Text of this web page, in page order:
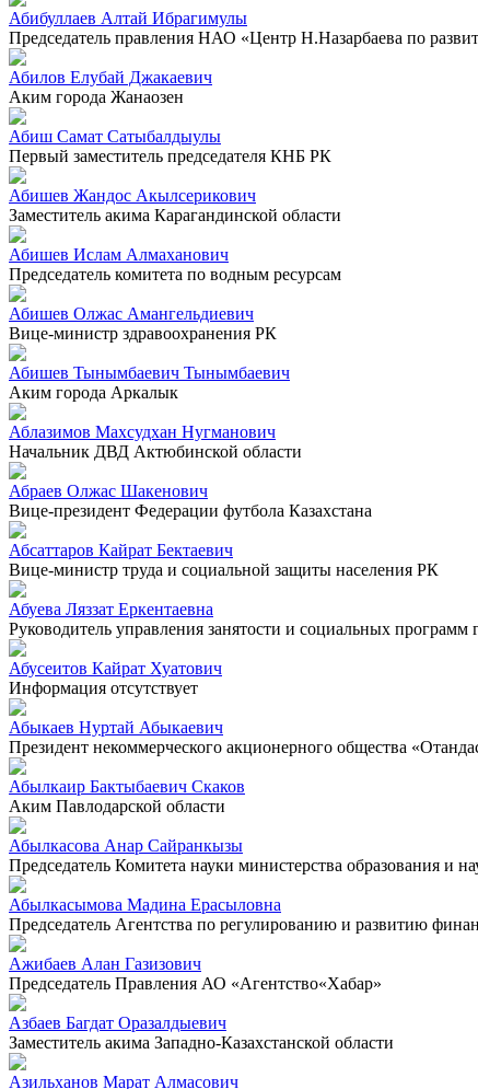
Абибуллаев Алтай Ибрагимулы
Председатель правления НАО «Центр Н.Назарбаева по
Абилов Елубай Джакаевич
Аким города Жанаозен
Абиш Самат Сатыбалдыулы
Первый заместитель председателя КНБ РК
Абишев Жандос Акылсерикович
Заместитель акима Карагандинской области
Абишев Ислам Алмаханович
Председатель комитета по водным ресурсам
Абишев Олжас Амангельдиевич
Вице-министр здравоохранения РК
Абишев Тынымбаевич Тынымбаевич
Аким города Аркалык
Аблазимов Махсудхан Нугманович
Начальник ДВД Актюбинской области
Абраев Олжас Шакенович
Вице-президент Федерации футбола Казахстана
Абсаттаров Кайрат Бектаевич
Вице-министр труда и социальной защиты населения РК
Абуева Ляззат Еркентаевна
Руководитель управления занятости и социальных программ
Абусеитов Кайрат Хуатович
Информация отсутствует
Абыкаев Нуртай Абыкаевич
Президент некоммерческого акционерного общества
Абылкаир Бактыбаевич Скаков
Аким Павлодарской области
Абылкасова Анар Сайранкызы
Председатель Комитета науки министерства образования и
Абылкасымова Мадина Ерасыловна
Председатель Агентства по регулированию и развитию
Ажибаев Алан Газизович
Председатель Правления АО «Агентство«Хабар»
Азбаев Багдат Оразалдыевич
Заместитель акима Западно-Казахстанской области
Азильханов Марат Алмасович